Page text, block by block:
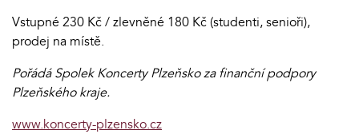
Vstupné 230 Kč / zlevněné 180 Kč (studenti, senioři),
prodej na místě.
Pořádá Spolek Koncerty Plzeňsko za finanční podpory
Plzeňského kraje.
www.koncerty-plzensko.cz